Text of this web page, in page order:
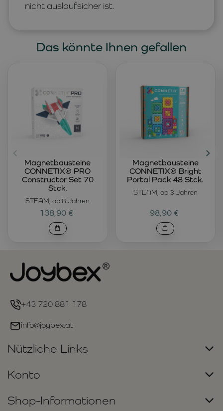
nicht auslaufsicher ist.
Das könnte Ihnen gefallen
STEAM, ab 8 Jahren
Magnetbausteine
CONNETIX® PRO
Constructor Set 70
Stck.
138,90 €
STEAM, ab 3 Jahren
Magnetbausteine
CONNETIX® Bright
Portal Pack 48 Stck.
98,90 €
+43 720 881 178
info@joybex.at
Nützliche Links
Konto
Shop-Informationen